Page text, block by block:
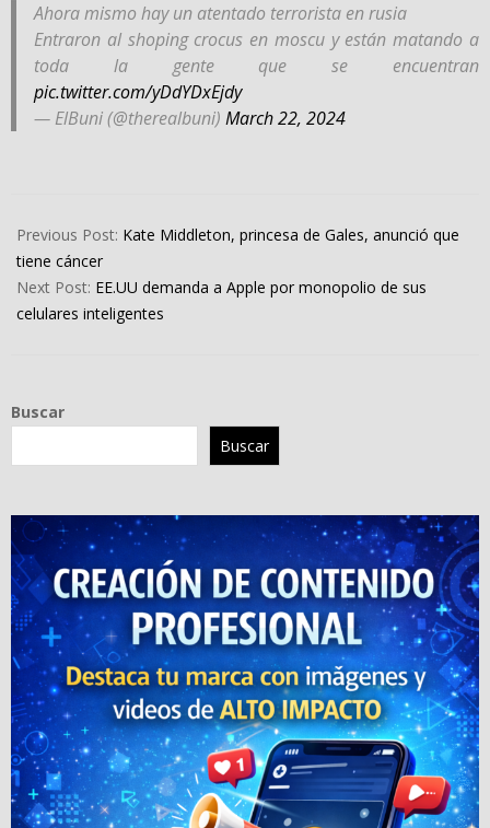
Ahora mismo hay un atentado terrorista en rusia
Entraron al shoping crocus en moscu y están matando a
toda la gente que se encuentran
pic.twitter.com/yDdYDxEjdy
— ElBuni (@therealbuni) March 22, 2024
03-
22
Previous Post: Kate Middleton, princesa de Gales, anunció que
tiene cáncer
Next Post: EE.UU demanda a Apple por monopolio de sus
celulares inteligentes
Buscar
Buscar